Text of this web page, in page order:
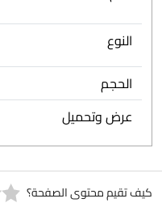
النوع
الحجم
عرض وتحميل
كيف تقيم محتوى الصفحة؟